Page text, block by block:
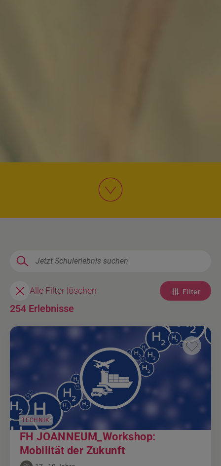
Alle Filter löschen Filter
254 Erlebnisse
TECHNIK
FH JOANNEUM_Workshop:
Mobilität der Zukunft